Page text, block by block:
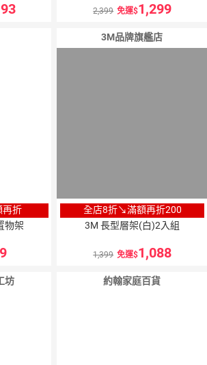
2,399 免運 1,299
折
物架
3M品牌旗艦店
全店8折↘滿額再折200
3M 長型層架(白)2入組
1,399 免運 1,088
坊 約翰家庭百貨